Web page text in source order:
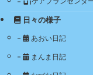
日々の様子
あおい日記
まんま日記